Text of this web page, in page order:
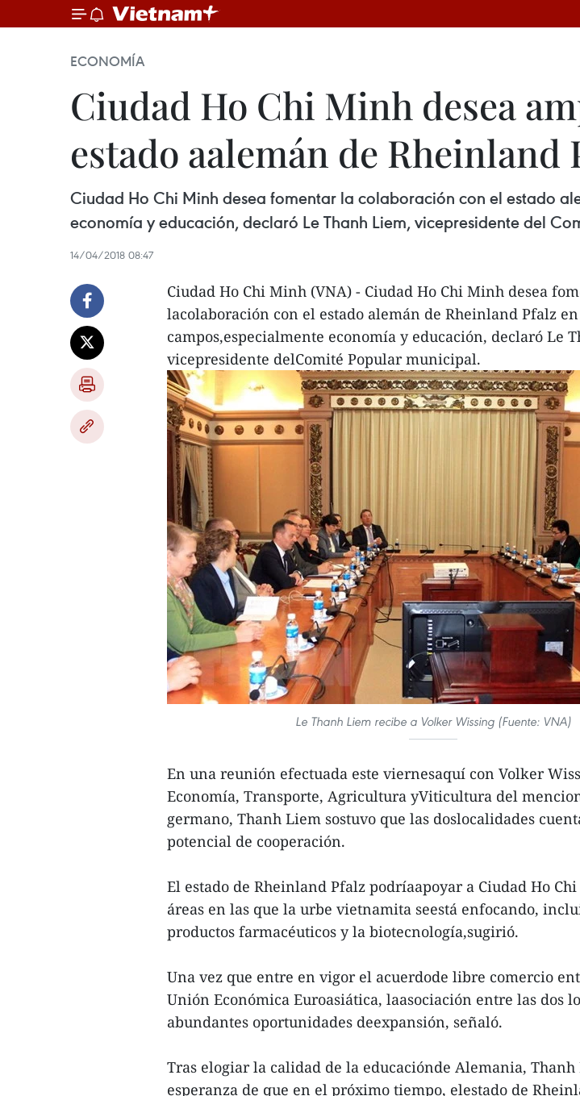
ECONOMÍA
Ciudad Ho Chi Minh desea
estado aalemán de Rheinland
Ciudad Ho Chi Minh desea fomentar la colaboración con el estado
economía y educación, declaró Le Thanh Liem, vicepresidente del
14/04/2018 08:47
Ciudad Ho Chi Minh (VNA) - Ciudad Ho Chi Minh desea
lacolaboración con el estado alemán de Rheinland Pfalz
campos,especialmente economía y educación, declaró Le
vicepresidente delComité Popular municipal.
Le Thanh Liem recibe a Volker Wissing (Fuente: VNA)
En una reunión efectuada este viernesaquí con Volker
Economía, Transporte, Agricultura yViticultura del
germano, Thanh Liem sostuvo que las doslocalidades
potencial de cooperación.
El estado de Rheinland Pfalz podríaapoyar a Ciudad Ho
áreas en las que la urbe vietnamita seestá enfocando,
productos farmacéuticos y la biotecnología,sugirió.
Una vez que entre en vigor el acuerdode libre comercio
Unión Económica Euroasiática, laasociación entre las dos
abundantes oportunidades deexpansión, señaló.
Tras elogiar la calidad de la educaciónde Alemania, Thanh
esperanza de que en el próximo tiempo, elestado de